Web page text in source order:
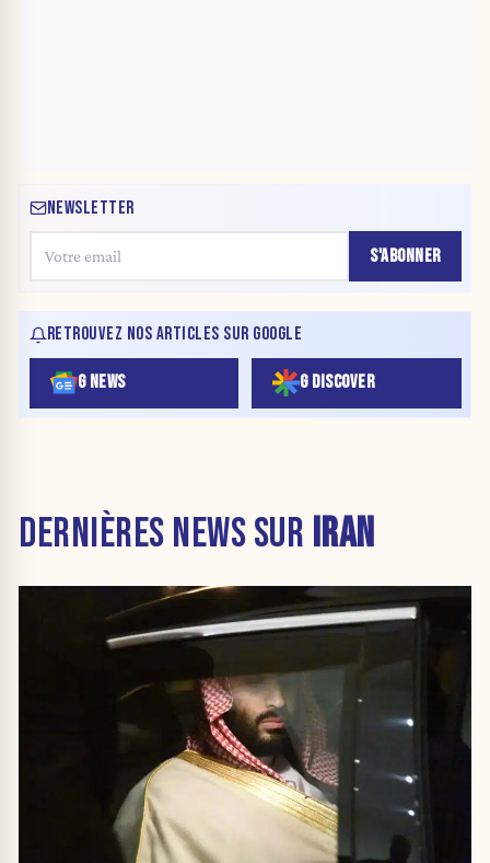
NEWSLETTER
S'ABONNER
RETROUVEZ NOS ARTICLES SUR GOOGLE
G NEWS G DISCOVER
DERNIÈRES NEWS SUR IRAN